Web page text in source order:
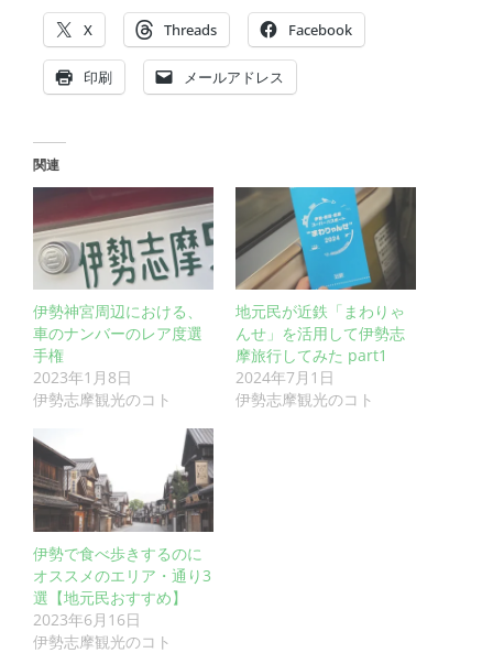
X Threads Facebook
印刷 メールアドレス
関連
伊勢神宮周辺における、
車のナンバーのレア度選
手権
2023年1月8日
伊勢志摩観光のコト
地元民が近鉄「まわりゃ
んせ」を活用して伊勢志
摩旅行してみた part1
2024年7月1日
伊勢志摩観光のコト
伊勢で食べ歩きするのに
オススメのエリア・通り3
選【地元民おすすめ】
2023年6月16日
伊勢志摩観光のコト